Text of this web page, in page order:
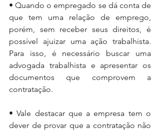
• Quando o empregado se dá conta de
que tem uma relação de emprego,
porém, sem receber seus direitos, é
possível ajuizar uma ação trabalhista.
Para isso, é necessário buscar uma
advogada trabalhista e apresentar os
documentos que comprovem a
contratação.
• Vale destacar que a empresa tem o
dever de provar que a contratação não